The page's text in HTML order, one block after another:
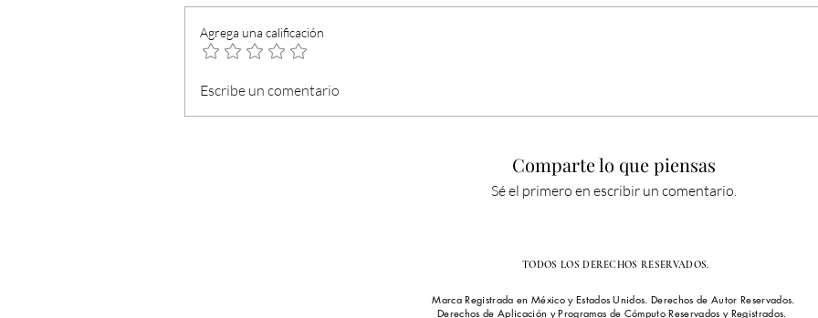
Agrega una calificación
Escribe un comentario
Comparte lo que piensas
Sé el primero en escribir un comentario.
TODOS LOS DERECHOS RESERVADOS.
Marca Registrada en México y Estados Unidos. Derechos de Autor Reservados.
Derechos de Aplicación y Programas de Cómputo Reservados y Registrados.